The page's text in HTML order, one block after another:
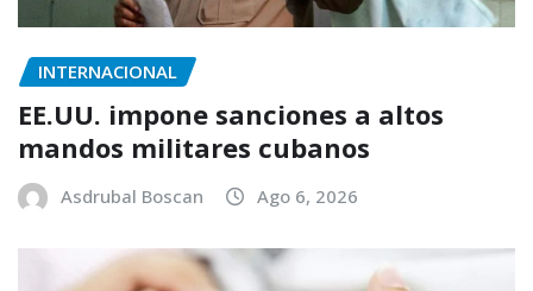
INTERNACIONAL
EE.UU. impone sanciones a altos
mandos militares cubanos
Asdrubal Boscan Ago 6, 2026